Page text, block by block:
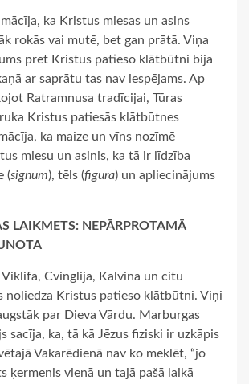
ka Kristus miesas un asins
rokās vai mutē, bet gan prātā. Viņa
pret Kristus patieso klātbūtni bija
ar saprātu tas nav iespējams. Ap
Ratramnusa tradīcijai, Tūras
Kristus patiesās klātbūtnes
ka maize un vīns nozīmē
miesu un asinis, ka tā ir līdzība
(signum), tēls (figura) un apliecinājums
LAIKMETS: NEPĀRPROTAMĀ
Viklifa, Cvinglija, Kalvina un citu
noliedza Kristus patieso klātbūtni. Viņi
par Dieva Vārdu. Marburgas
sacīja, ka, tā kā Jēzus fiziski ir uzkāpis
Vakarēdienā nav ko meklēt, “jo
ķermenis vienā un tajā pašā laikā